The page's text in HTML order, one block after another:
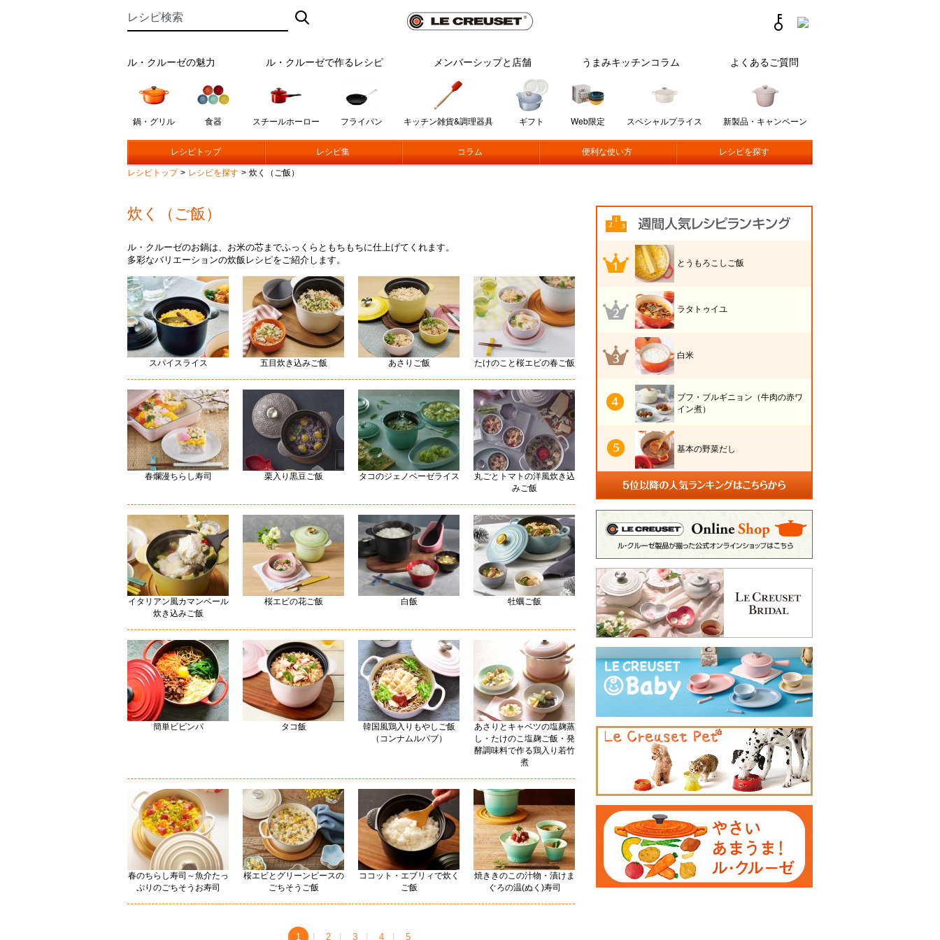
ル・クルーゼの魅力 ル・クルーゼで作るレシピ メンバーシップと店舗 うまみキッチンコラム よくあるご質問
鍋・グリル 食器 スチールホーロー フライパン キッチン雑貨&調理器具 ギフト Web限定 スペシャルプライス 新製品・キャンペーン
レシピトップ レシピ集 コラム 便利な使い方 レシピを探す
レシピトップ > レシピを探す > 炊く（ご飯）
炊く（ご飯）
ル・クルーゼのお鍋は、お米の芯までふっくらともちもちに仕上げてくれます。
多彩なバリエーションの炊飯レシピをご紹介します。
スパイスライス 五目炊き込みご飯 あさりご飯 たけのこと桜エビの春ご飯
春爛漫ちらし寿司 栗入り黒豆ご飯 タコのジェノベーゼライス
丸ごとトマトの洋風炊き込
みご飯
イタリアン風カマンベール
炊き込みご飯
桜エビの花ご飯 白飯 牡蠣ご飯
簡単ビビンパ タコ飯
韓国風鶏入りもやしご飯
（コンナムルパブ）
あさりとキャベツの塩麹蒸
し・たけのこ塩麹ご飯・発
酵調味料で作る鶏入り若竹
煮
春のちらし寿司～魚介たっ
ぷりのごちそうお寿司
桜エビとグリーンピースの
ごちそうご飯
ココット・エブリィで炊く
ご飯
焼ききのこの汁物・漬けま
ぐろの温(ぬく)寿司
1 2 3 4 5
とうもろこしご飯
ラタトゥイユ
白米
ブフ・ブルギニョン（牛肉の赤ワ
イン煮）
基本の野菜だし